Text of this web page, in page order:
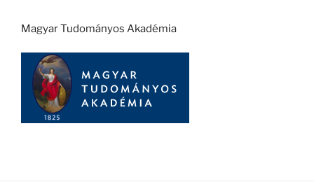
Magyar Tudományos Akadémia